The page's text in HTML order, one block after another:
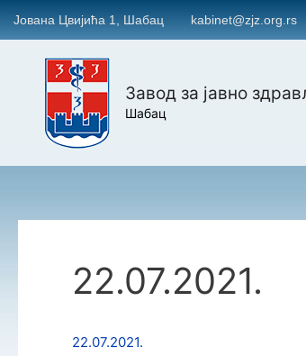
Јована Цвијића 1, Шабац kabinet@zjz.org.rs
Завод за јавно
Шабац
22.07.2021.
22.07.2021.